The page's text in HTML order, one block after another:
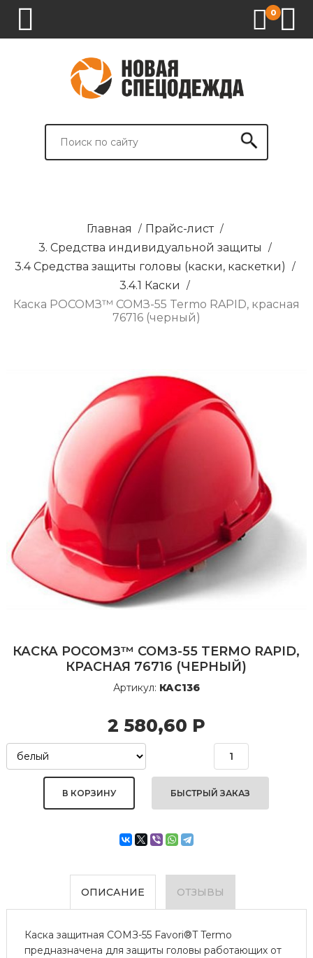
0
СПЕЦОДЕЖДА
СПЕЦОБУВЬ
СРЕДСТВА
ВСПОМОГАТЕЛЬНЫЕ
БРЕНДИРОВАНИЕ
Главная / Прайс-лист /
3. Средства индивидуальной защиты /
3.4 Средства защиты головы (каски, каскетки) /
3.4.1 Каски /
Каска РОСОМЗ™ СОМЗ-55 Termo RAPID, красная
76716 (черный)
КАСКА РОСОМЗ™ СОМЗ-55 TERMO RAPID,
КРАСНАЯ 76716 (ЧЕРНЫЙ)
Артикул: КАС136
2 580,60 Р
БЫСТРЫЙ ЗАКАЗ
ОПИСАНИЕ ОТЗЫВЫ
Каска защитная СОМЗ-55 Favori®T Termo
предназначена для защиты головы работающих от